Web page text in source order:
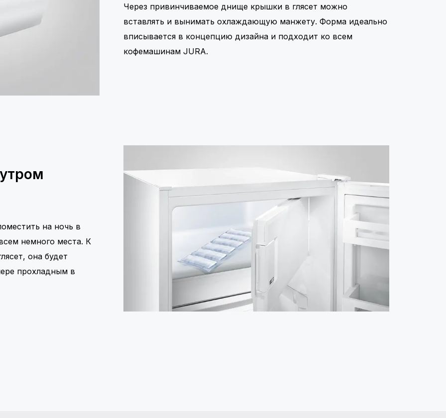
Через привинчиваемое днище крышки в глясет можно
вставлять и вынимать охлаждающую манжету. Форма идеально
вписывается в концепцию дизайна и подходит ко всем
кофемашинам JURA.
на ночь в
немного места. К
она будет
прохладным в